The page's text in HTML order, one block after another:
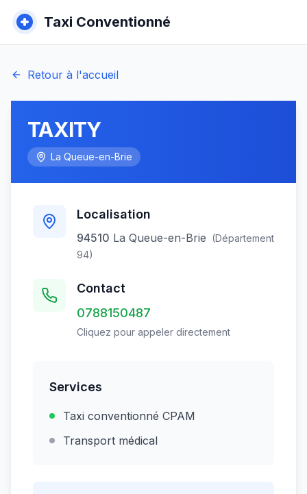
Taxi Conventionné
Retour à l'accueil
TAXITY
La Queue-en-Brie
Localisation
94510 La Queue-en-Brie (Département
94)
Contact
0788150487
Cliquez pour appeler directement
Services
Taxi conventionné CPAM
Transport médical